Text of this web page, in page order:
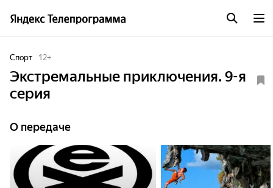
Спорт 12+
Экстремальные приключения. 9-я
серия
О передаче